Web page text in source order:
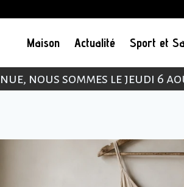
Maison Actualité Sport et
nous sommes le jeudi 6